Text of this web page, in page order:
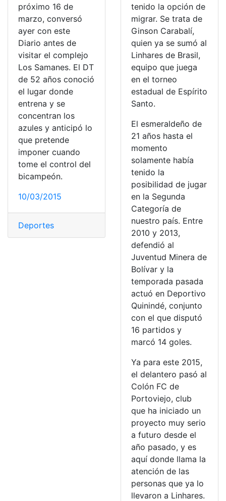
próximo 16 de
marzo, conversó
ayer con este
Diario antes de
visitar el complejo
Los Samanes. El DT
de 52 años conoció
el lugar donde
entrena y se
concentran los
azules y anticipó lo
que pretende
imponer cuando
tome el control del
bicampeón.
10/03/2015
Deportes
tenido la opción de
migrar. Se trata de
Ginson Carabalí,
quien ya se sumó al
Linhares de Brasil,
equipo que juega
en el torneo
estadual de Espírito
Santo.
El esmeraldeño de
21 años hasta el
momento
solamente había
tenido la
posibilidad de jugar
en la Segunda
Categoría de
nuestro país. Entre
2010 y 2013,
defendió al
Juventud Minera de
Bolívar y la
temporada pasada
actuó en Deportivo
Quinindé, conjunto
con el que disputó
16 partidos y
marcó 14 goles.
Ya para este 2015,
el delantero pasó al
Colón FC de
Portoviejo, club
que ha iniciado un
proyecto muy serio
a futuro desde el
año pasado, y es
aquí donde llama la
atención de las
personas que ya lo
llevaron a Linhares.